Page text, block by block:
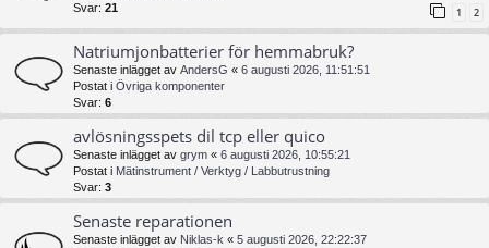
Svar: 21 1 2
Natriumjonbatterier för hemmabruk?
Senaste inlägget av AndersG « 6 augusti 2026, 11:51:51
Postat i Övriga komponenter
Svar: 6
avlösningsspets dil tcp eller quico
Senaste inlägget av grym « 6 augusti 2026, 10:55:21
Postat i Mätinstrument / Verktyg / Labbutrustning
Svar: 3
Senaste reparationen
Senaste inlägget av Niklas-k « 5 augusti 2026, 22:22:37